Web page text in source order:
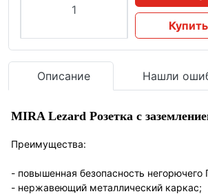
Описание Нашли
MIRA Lezard Розетка с
Преимущества:
- повышенная безопасность негорючего
- нержавеющий металлический каркас;